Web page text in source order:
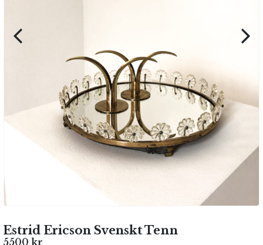
Estrid Ericson Svenskt Tenn
5500 kr